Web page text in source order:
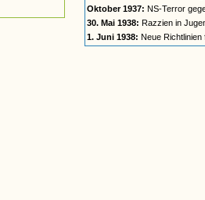
Oktober 1937: NS-Terror
30. Mai 1938: Razzien in
1. Juni 1938: Neue